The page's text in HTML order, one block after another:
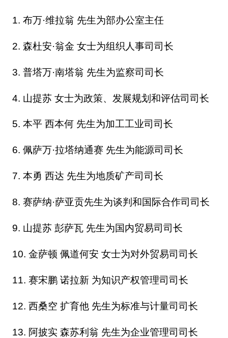
1. 布万·维拉翁 先生为部办公室主任
2. 森杜安·翁金 女士为组织人事司司长
3. 普塔万·南塔翁 先生为监察司司长
4. 山提苏 女士为政策、发展规划和评估司司长
5. 本平 西本何 先生为加工工业司司长
6. 佩萨万·拉塔纳通赛 先生为能源司司长
7. 本勇 西达 先生为地质矿产司司长
8. 赛萨纳·萨亚贡先生为谈判和国际合作司司长
9. 山提苏 彭萨瓦 先生为国内贸易司司长
10. 金萨顿 佩道何安 女士为对外贸易司司长
11. 赛宋鹏 诺拉新 为知识产权管理司司长
12. 西桑空 扩育他 先生为标准与计量司司长
13. 阿披实 森苏利翁 先生为企业管理司司长